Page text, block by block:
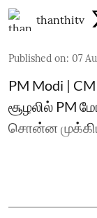
thanthitv
Published on: 07
PM Modi |
சூழலில் PM
சொன்ன